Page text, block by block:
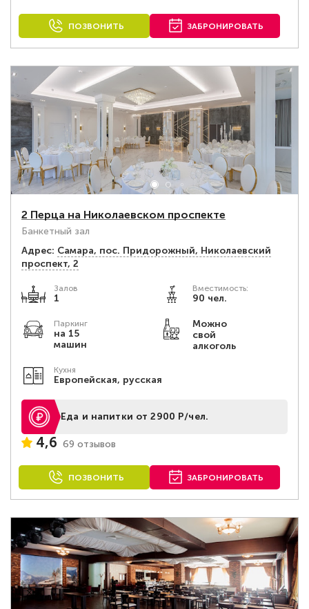
ПОЗВОНИТЬ ЗАБРОНИРОВАТЬ
2 Перца на Николаевском проспекте
Банкетный зал
Адрес: Самара, пос. Придорожный, Николаевский
проспект, 2
Залов
1
Вместимость:
90 чел.
Паркинг
на 15
машин
Можно
свой
алкоголь
Кухня
Европейская, русская
Еда и напитки от 2900 Р/чел.
4,6 69 отзывов
ПОЗВОНИТЬ ЗАБРОНИРОВАТЬ